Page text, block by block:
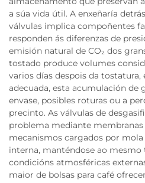
a súa vida útil. A enxeñaría
válvulas implica compoñentes
responden ás diferenzas de
emisión natural de CO₂ dos
tostado produce volumes
varios días despois da
adecuada, esta acumulación de
envase, posibles roturas ou a
precinto. As válvulas de
problema mediante
mecanismos cargados por
interna, manténdose ao
condicións atmosféricas
maior de bolsas para café